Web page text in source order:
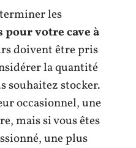
les
votre cave à
doivent être pris
la quantité
souhaitez stocker.
occasionnel, une
mais si vous êtes
une plus